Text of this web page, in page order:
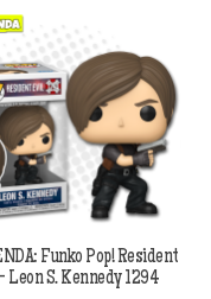
Funko Pop! Resident
Leon S. Kennedy 1294